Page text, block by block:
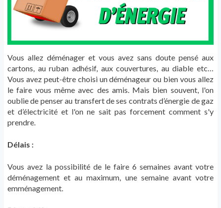
Vous allez déménager et vous avez sans doute pensé aux
cartons, au ruban adhésif, aux couvertures, au diable etc…
Vous avez peut-être choisi un déménageur ou bien vous allez
le faire vous même avec des amis. Mais bien souvent, l'on
oublie de penser au transfert de ses contrats d’énergie de gaz
et d’électricité et l'on ne sait pas forcement comment s'y
prendre.
Délais :
Vous avez la possibilité de le faire 6 semaines avant votre
déménagement et au maximum, une semaine avant votre
emménagement.